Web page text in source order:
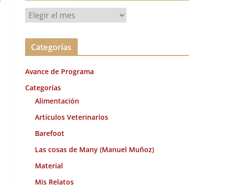
r
c
v
o
Categorías
Avance de Programa
Categorías
Alimentación
Artículos Veterinarios
Barefoot
Las cosas de Many (Manuel Muñoz)
Material
Mis Relatos